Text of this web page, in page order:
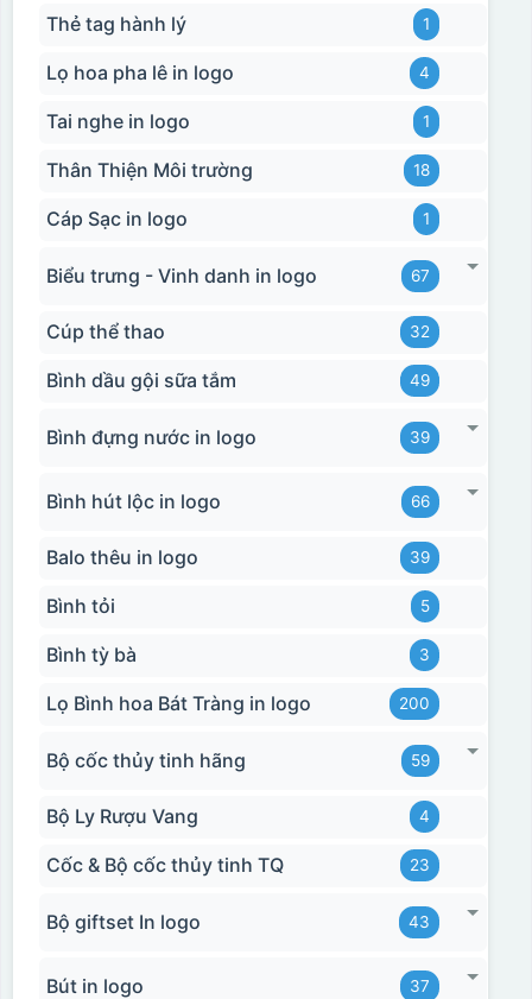
Thẻ tag hành lý 1
Lọ hoa pha lê in logo 4
Tai nghe in logo 1
Thân Thiện Môi trường 18
Cáp Sạc in logo 1
Biểu trưng - Vinh danh in logo 67
Cúp thể thao 32
Bình dầu gội sữa tắm 49
Bình đựng nước in logo 39
Bình hút lộc in logo 66
Balo thêu in logo 39
Bình tỏi 5
Bình tỳ bà 3
Lọ Bình hoa Bát Tràng in logo 200
Bộ cốc thủy tinh hãng 59
Bộ Ly Rượu Vang 4
Cốc & Bộ cốc thủy tinh TQ 23
Bộ giftset In logo 43
Bút in logo 37